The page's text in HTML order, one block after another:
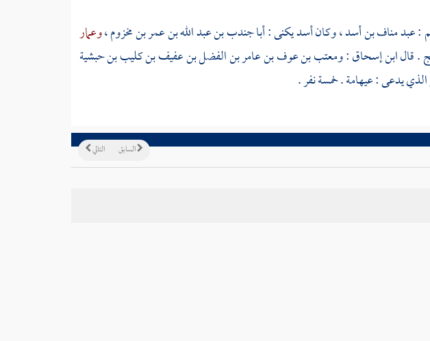
: عبد مناف بن أسد، وكان أسد يكنى :أبا جندب بن عبد الله بن عمر بن مخزوم،وعمار
. قالابن إسحاق:ومعتب بن عوف بن عامر بن الفضل بن عفيف بن كليب بن حبشية
يدعى : عيهامة . خمسة نفر .
التالي السابق